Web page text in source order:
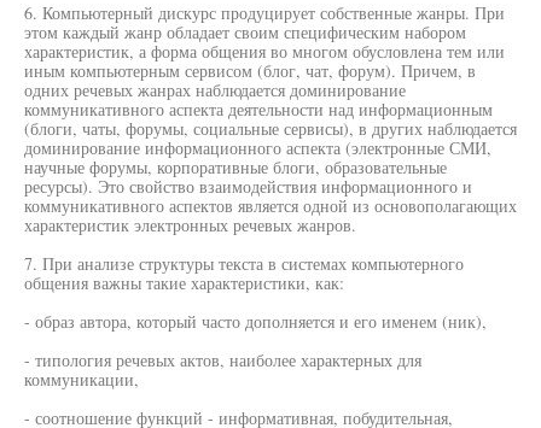
6. Компьютерный дискурс продуцирует собственные жанры. При
этом каждый жанр обладает своим специфическим набором
характеристик, а форма общения во многом обусловлена тем или
иным компьютерным сервисом (блог, чат, форум). Причем, в
одних речевых жанрах наблюдается доминирование
коммуникативного аспекта деятельности над информационным
(блоги, чаты, форумы, социальные сервисы), в других наблюдается
доминирование информационного аспекта (электронные СМИ,
научные форумы, корпоративные блоги, образовательные
ресурсы). Это свойство взаимодействия информационного и
коммуникативного аспектов является одной из основополагающих
характеристик электронных речевых жанров.
7. При анализе структуры текста в системах компьютерного
общения важны такие характеристики, как:
- образ автора, который часто дополняется и его именем (ник),
- типология речевых актов, наиболее характерных для
коммуникации,
- соотношение функций - информативная, побудительная,